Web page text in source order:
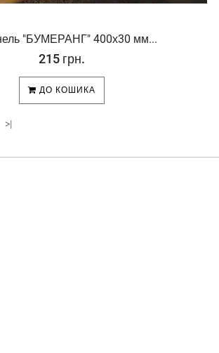
"БУМЕРАНГ" 400х30 мм...
215 грн.
ДО КОШИКА
>|